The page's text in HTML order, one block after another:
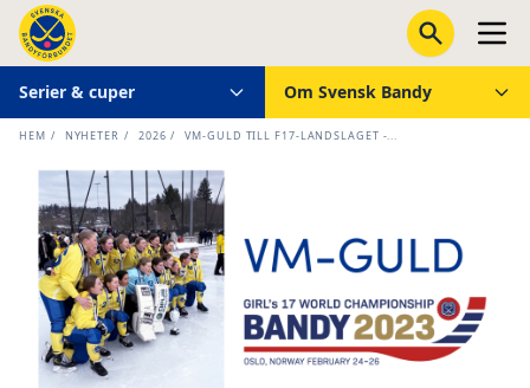
Serier & cuper Om Svensk Bandy
HEM / NYHETER / 2026 / VM-GULD TILL F17-LANDSLAGET -...